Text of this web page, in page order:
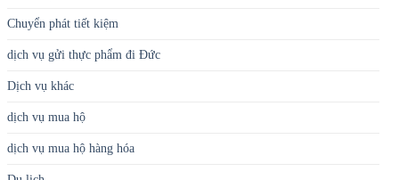
Chuyển phát tiết kiệm
dịch vụ gửi thực phẩm đi Đức
Dịch vụ khác
dịch vụ mua hộ
dịch vụ mua hộ hàng hóa